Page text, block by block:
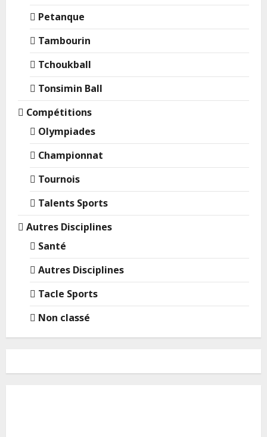
Petanque
Tambourin
Tchoukball
Tonsimin Ball
Compétitions
Olympiades
Championnat
Tournois
Talents Sports
Autres Disciplines
Santé
Autres Disciplines
Tacle Sports
Non classé